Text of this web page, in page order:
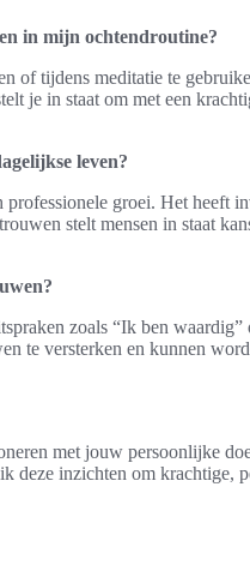
in mijn ochtendroutine?
of tijdens meditatie te
je in staat om met een
leven?
groei. Het heeft
stelt mensen in staat
zoals “Ik ben
te versterken en kunnen
met jouw persoonlijke
deze inzichten om krachtige,